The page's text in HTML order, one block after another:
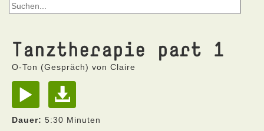
Tanztherapie part 1
O-Ton (Gespräch) von Claire
Dauer: 5:30 Minuten